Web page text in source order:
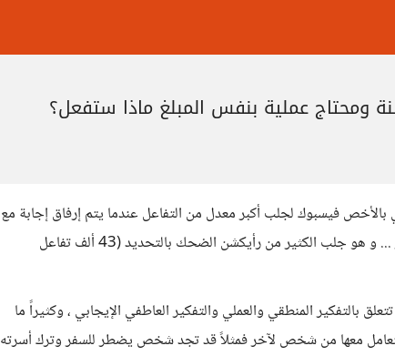
فيسبوك لجلب أكبر معدل من التفاعل عندما يتم إرفاق إجابة مع
السؤال لأحد الأشخاص وهو يقول الإجابة : أكبر عزا فيكي يا مصر ... و هو جلب الكثير من رأيكشن الضحك بالتحديد (43 ألف تفاعل
بالتفكير المنطقي والعملي والتفكير العاطفي الإيجابي ، وكثيراً ما
التعامل معها من شخص لآخر فمثلاً قد تجد شخص يضطر للسفر وترك أسرته